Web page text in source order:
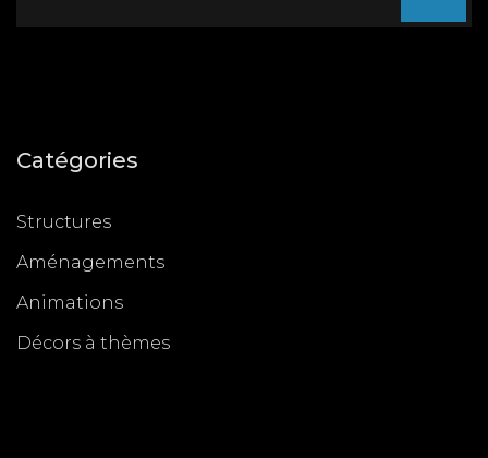
Catégories
Structures
Aménagements
Animations
Décors à thèmes